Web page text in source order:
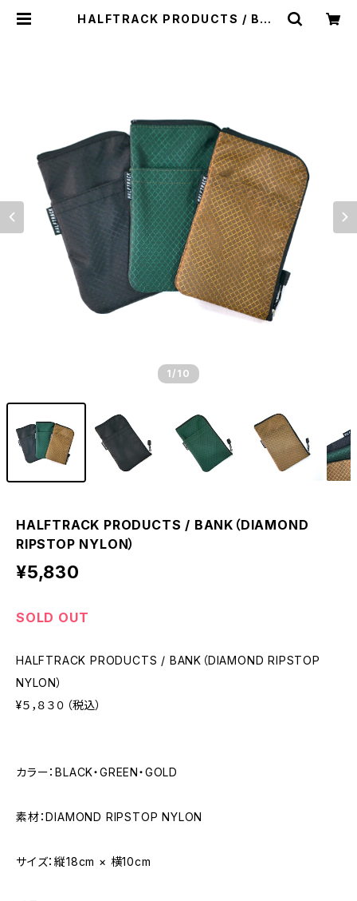
HALFTRACK PRODUCTS / BAN
1 /10
HALFTRACK PRODUCTS / BANK（DIAMOND
RIPSTOP NYLON）
¥5,830
SOLD OUT
HALFTRACK PRODUCTS / BANK（DIAMOND RIPSTOP
NYLON）
¥５，８３０（税込）
カラー：BLACK・GREEN・GOLD
素材：DIAMOND RIPSTOP NYLON
サイズ：縦18cm × 横10cm